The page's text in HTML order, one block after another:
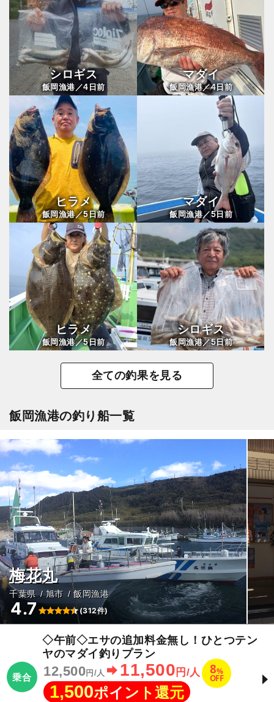
シロギス
飯岡漁港／4 日前
マダイ
飯岡漁港／4日前
ヒラメ
飯岡漁港／5 日前
マダイ
飯岡漁港／5日前
ヒラメ
飯岡漁港／5日前
シロギス
飯岡漁港／5日前
全ての釣果を見る
飯岡漁港の釣り船一覧
梅花丸
千葉県 旭市 飯岡漁港
4.7 (312件)
乗合
◇午前◇エサの追加料金無し！ひとつテン
ヤのマダイ釣りプラン
12,500 円/人 11,500 円/人 8%
OFF
1,500ポイント還元